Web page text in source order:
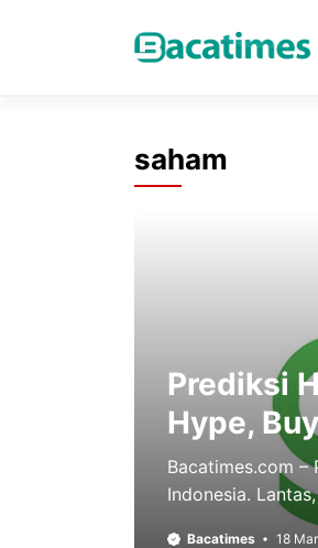
saham
Prediksi
Hype,
Bacatimes.com –
Indonesia.
Bacatimes 18